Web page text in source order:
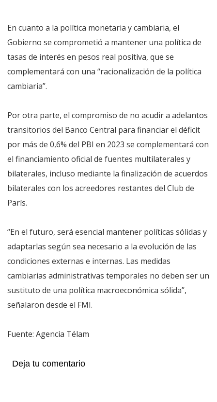
En cuanto a la política monetaria y cambiaria, el
Gobierno se comprometió a mantener una política de
tasas de interés en pesos real positiva, que se
complementará con una “racionalización de la política
cambiaria”.
Por otra parte, el compromiso de no acudir a adelantos
transitorios del Banco Central para financiar el déficit
por más de 0,6% del PBI en 2023 se complementará con
el financiamiento oficial de fuentes multilaterales y
bilaterales, incluso mediante la finalización de acuerdos
bilaterales con los acreedores restantes del Club de
París.
“En el futuro, será esencial mantener políticas sólidas y
adaptarlas según sea necesario a la evolución de las
condiciones externas e internas. Las medidas
cambiarias administrativas temporales no deben ser un
sustituto de una política macroeconómica sólida”,
señalaron desde el FMI.
Fuente: Agencia Télam
Deja tu comentario